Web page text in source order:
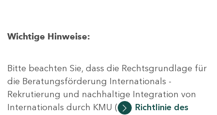
Wichtige Hinweise:
Bitte beachten Sie, dass die Rechtsgrundlage für
die Beratungsförderung Internationals -
Rekrutierung und nachhaltige Integration von
Internationals durch KMU (
Richtlinie des